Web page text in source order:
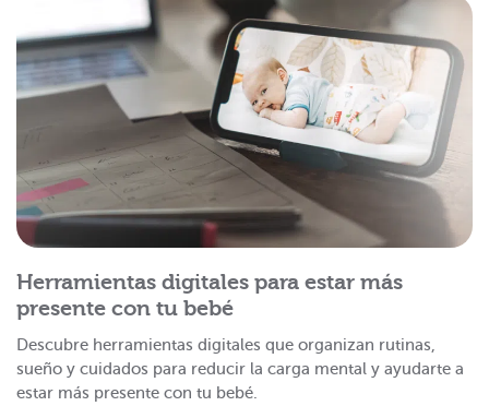
Herramientas digitales para estar más
presente con tu bebé
Descubre herramientas digitales que organizan rutinas,
sueño y cuidados para reducir la carga mental y ayudarte a
estar más presente con tu bebé.